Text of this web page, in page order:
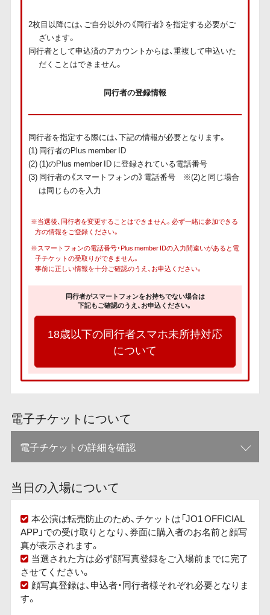
2枚目以降には、ご自分以外の《同行者》を指定する必要がご
ざいます。
同行者として申込済のアカウントからは、重複して申込いた
だくことはできません。
同行者の登録情報
同行者を指定する際には、下記の情報が必要となります。
(1) 同行者のPlus member ID
(2) (1)のPlus member ID に登録されている電話番号
(3) 同行者の《スマートフォンの》電話番号 ※(2)と同じ場合
は同じものを入力
※当選後、同行者を変更することはできません。必ず一緒に参加できる
方の情報をご登録ください。
※スマートフォンの電話番号・Plus member IDの入力間違いがあると電
子チケットの受取りができません。
事前に正しい情報を十分ご確認のうえ、お申込ください。
同行者がスマートフォンをお持ちでない場合は
下記もご確認のうえ、お申込ください。
18歳以下の同行者スマホ未所持対応
について
電子チケットについて
電子チケットの詳細を確認
当日の入場について
本公演は転売防止のため、チケットは「JO1 OFFICIAL
APP」での受け取りとなり、券面に購入者のお名前と顔写
真が表示されます。
当選された方は必ず顔写真登録をご入場前までに完了
させてください。
顔写真登録は、申込者・同行者様それぞれ必要となりま
す。